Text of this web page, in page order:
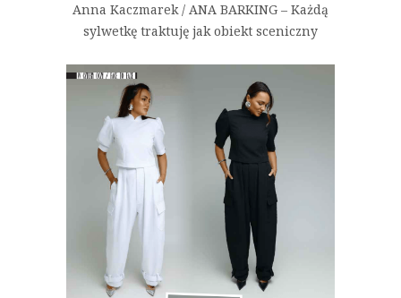
Anna Kaczmarek / ANA BARKING – Każdą
sylwetkę traktuję jak obiekt sceniczny